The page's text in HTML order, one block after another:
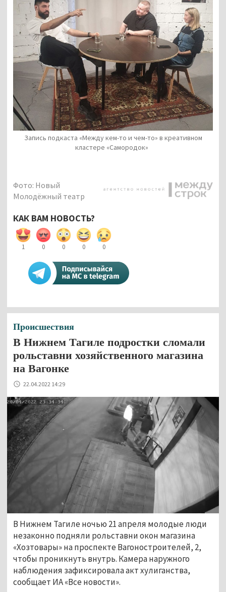
Запись подкаста «Между кем-то и чем-то» в креативном
кластере «Самородок»
Фото: Новый
Молодёжный театр
КАК ВАМ НОВОСТЬ?
1 0 0 0 0
Происшествия
В Нижнем Тагиле подростки сломали
рольставни хозяйственного магазина
на Вагонке
22.04.2022 14:29
В Нижнем Тагиле ночью 21 апреля молодые люди
незаконно подняли рольставни окон магазина
«Хозтовары» на проспекте Вагоностроителей, 2,
чтобы проникнуть внутрь. Камера наружного
наблюдения зафиксировала акт хулиганства,
сообщает ИА «Все новости».